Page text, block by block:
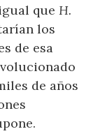
queH.
los
de esa
de años